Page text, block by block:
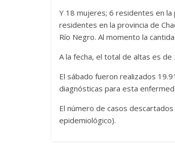
Y 18 mujeres; 6 residentes en la
residentes en la provincia de
Río Negro. Al momento la
A la fecha, el total de altas es
El sábado fueron realizados
diagnósticas para esta
El número de casos
epidemiológico).